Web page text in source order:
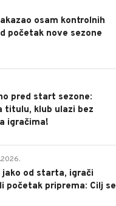
osam kontrolnih
početak nove sezone
pred start sezone:
titulu, klub ulazi bez
igračima!
jako od starta, igrači
početak priprema: Cilj se